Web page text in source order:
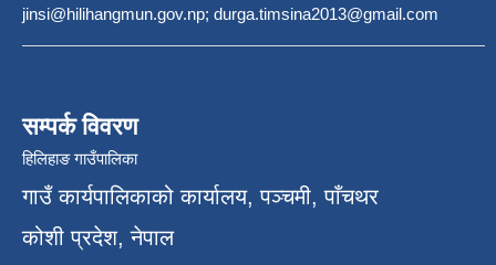
jinsi@hilihangmun.gov.np; durga.timsina2013@gmail.com
सम्पर्क विवरण
हिलिहाङ गाउँपालिका
गाउँ कार्यपालिकाको कार्यालय, पञ्चमी, पाँचथर
कोशी प्रदेश, नेपाल